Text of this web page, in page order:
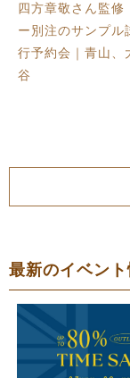
四方章敬さん監修
ー別注のサンプル
行予約会｜青山、
谷
最新のイベント